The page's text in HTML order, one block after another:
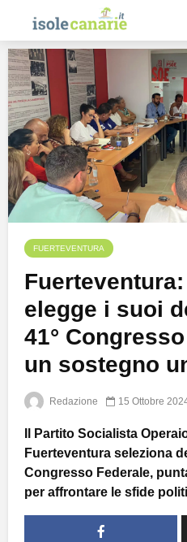
FUERTEVENTURA
elegge i suoi
41°
un sostegno
Redazione 15 Ottobre
Il Partito Socialista
Fuerteventura seleziona
Congresso Federale,
per affrontare le sfide